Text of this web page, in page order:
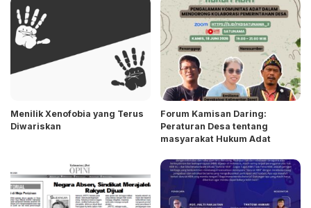
Menilik Xenofobia yang Terus
Diwariskan
Forum Kamisan Daring:
Peraturan Desa tentang
masyarakat Hukum Adat